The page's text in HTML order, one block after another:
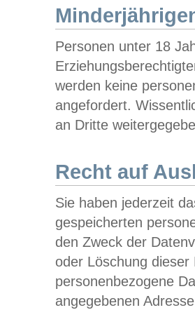
Personen unter 18
werden keine
angefordert.
an Dritte
Recht auf
Sie haben jederzeit
gespeicherten
den Zweck der
oder Löschung
personenbezogene
angegebenen